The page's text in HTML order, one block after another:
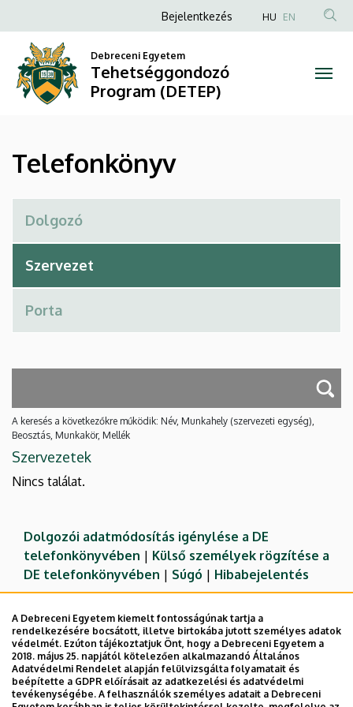
Telefonkönyv
Tehetséggondozó
Program
(DETEP)
a
tartalomra
Anonim
fiók
menüje
Bejelentkezés HU EN
Debreceni Egyetem
Tehetséggondozó
Program (DETEP)
Telefonkönyv
A keresés a következőkre működik: Név, Munkahely (szervezeti egység),
Beosztás, Munkakör, Mellék
Szervezetek
Nincs találat.
Dolgozói adatmódosítás igénylése a DE
telefonkönyvében | Külső személyek rögzítése a
DE telefonkönyvében | Súgó | Hibabejelentés
A Debreceni Egyetem kiemelt fontosságúnak tartja a
rendelkezésére bocsátott, illetve birtokába jutott személyes adatok
védelmét. Ezúton tájékoztatjuk Önt, hogy a Debreceni Egyetem a
2018. május 25. napjától kötelezően alkalmazandó Általános
Adatvédelmi Rendelet alapján felülvizsgálta folyamatait és
beépítette a GDPR előírásait az adatkezelési és adatvédelmi
tevékenységébe. A felhasználók személyes adatait a Debreceni